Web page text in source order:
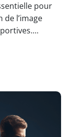
pour
l’image